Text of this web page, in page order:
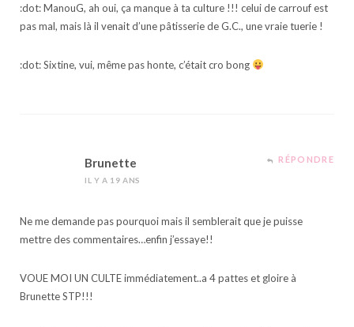
:dot: ManouG, ah oui, ça manque à ta culture !!! celui de carrouf est
pas mal, mais là il venait d’une pâtisserie de G.C., une vraie tuerie !
:dot: Sixtine, vui, même pas honte, c’était cro bong
Brunette
IL Y A 19 ANS
RÉPONDRE
Ne me demande pas pourquoi mais il semblerait que je puisse
mettre des commentaires…enfin j’essaye!!
VOUE MOI UN CULTE immédiatement..a 4 pattes et gloire à
Brunette STP!!!